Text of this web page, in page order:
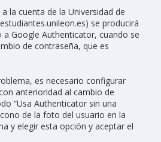
la cuenta de la Universidad de
se producirá
a Google Authenticator, cuando se
de contraseña, que es
es necesario configurar
anterioridad al cambio de
“Usa Authenticator sin una
de la foto del usuario en la
y elegir esta opción y aceptar el